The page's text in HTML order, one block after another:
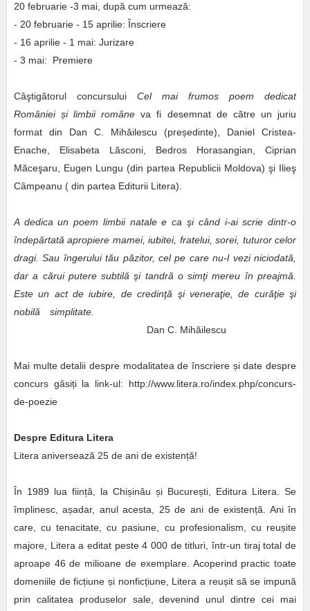
20 februarie -3 mai, după cum urmează:
- 20 februarie - 15 aprilie: Înscriere
- 16 aprilie - 1 mai: Jurizare
- 3 mai: Premiere
Câştigătorul concursului Cel mai frumos poem dedicat
României și limbii române va fi desemnat de către un juriu
format din Dan C. Mihăilescu (președinte), Daniel Cristea-
Enache, Elisabeta Lăsconi, Bedros Horasangian, Ciprian
Măceşaru, Eugen Lungu (din partea Republicii Moldova) şi Ilieş
Câmpeanu ( din partea Editurii Litera).
A dedica un poem limbii natale e ca şi când i-ai scrie dintr-o
îndepărtată apropiere mamei, iubitei, fratelui, sorei, tuturor celor
dragi. Sau îngerului tău păzitor, cel pe care nu-l vezi niciodată,
dar a cărui putere subtilă şi tandră o simţi mereu în preajmă.
Este un act de iubire, de credinţă şi veneraţie, de curăţie şi
nobilă simplitate.
Dan C. Mihăilescu
Mai multe detalii despre modalitatea de înscriere și date despre
concurs găsiți la link-ul: http://www.litera.ro/index.php/concurs-
de-poezie
Despre Editura Litera
Litera aniversează 25 de ani de existență!
În 1989 lua ființă, la Chișinău și București, Editura Litera. Se
împlinesc, așadar, anul acesta, 25 de ani de existență. Ani în
care, cu tenacitate, cu pasiune, cu profesionalism, cu reușite
majore, Litera a editat peste 4 000 de titluri, într-un tiraj total de
aproape 46 de milioane de exemplare. Acoperind practic toate
domeniile de ficțiune și nonficțiune, Litera a reușit să se impună
prin calitatea produselor sale, devenind unul dintre cei mai